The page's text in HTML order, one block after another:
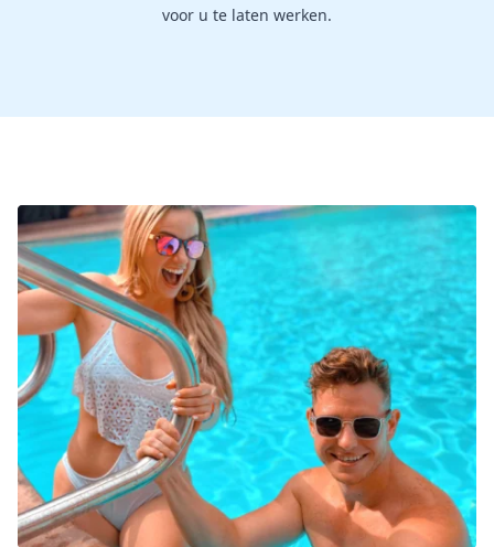
voor u te laten werken.